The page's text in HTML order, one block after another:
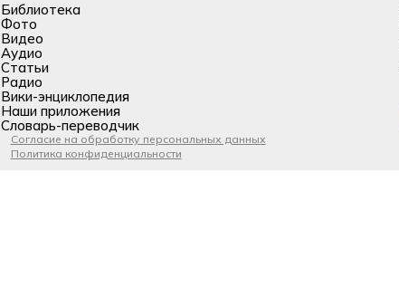
Библиотека
Фото
Видео
Аудио
Статьи
Радио
Вики-энциклопедия
Наши приложения
Словарь-переводчик
Согласие на обработку персональных данных
Политика конфиденциальности